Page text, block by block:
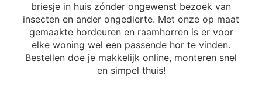
briesje in huis zónder ongewenst bezoek van
insecten en ander ongedierte. Met onze op maat
gemaakte hordeuren en raamhorren is er voor
elke woning wel een passende hor te vinden.
Bestellen doe je makkelijk online, monteren snel
en simpel thuis!